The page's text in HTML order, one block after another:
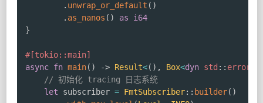
. unwrap_or_default ( )
. as_nanos ( ) as
i64
}
#[tokio::main]
async fn main( ) -> Result<( ) , Box<dyn std :: error
// 初始化 tracing 日志系统
let subscriber = FmtSubscriber:: builder( )